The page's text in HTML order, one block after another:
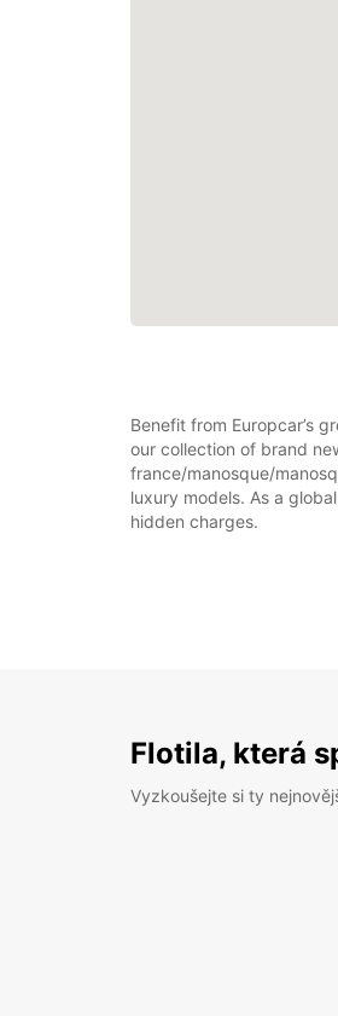
Benefit from Europcar’s
our collection of brand
france/manosque/
luxury models. As a
hidden charges.
Flotila, která
Vyzkoušejte si ty